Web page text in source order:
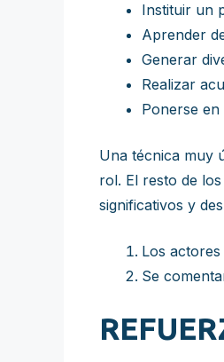
Instituir un
Aprender
Generar
Realizar
Ponerse
Una técnica muy
rol. El resto de
significativos y
Los
Se